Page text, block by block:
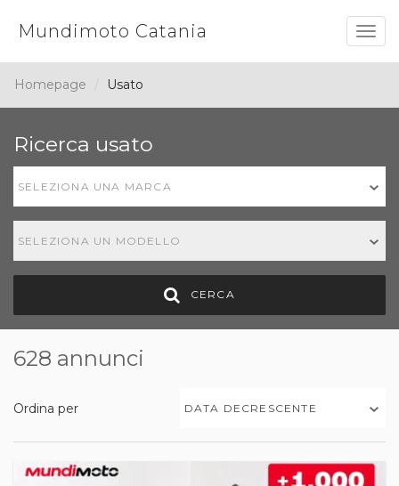
Mundimoto Catania
Homepage Usato
Ricerca usato
SELEZIONA UNA MARCA
SELEZIONA UN MODELLO
CERCA
628 annunci
Ordina per DATA DECRESCENTE